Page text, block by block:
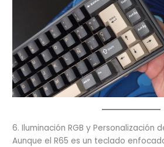
6. Iluminación RGB y Personalización
Aunque el R65 es un teclado